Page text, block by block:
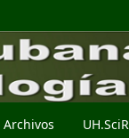
Archivos